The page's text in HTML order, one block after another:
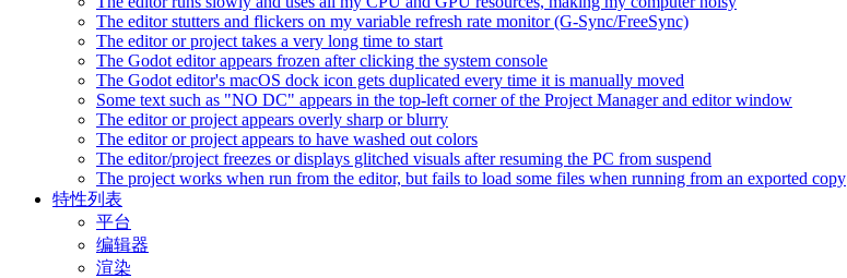
The editor stutters and flickers on my variable refresh rate monitor (G-Sync/FreeSync)
The editor or project takes a very long time to start
The Godot editor appears frozen after clicking the system console
The Godot editor's macOS dock icon gets duplicated every time it is manually moved
Some text such as "NO DC" appears in the top-left corner of the Project Manager and editor window
The editor or project appears overly sharp or blurry
The editor or project appears to have washed out colors
The editor/project freezes or displays glitched visuals after resuming the PC from suspend
The project works when run from the editor, but fails to load some files when running from an exported copy
特性列表
平台
编辑器
渲染